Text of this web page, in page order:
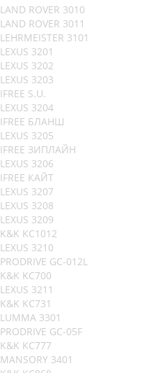
LAND ROVER 3010
LAND ROVER 3011
LEHRMEISTER 3101
LEXUS 3201
LEXUS 3202
LEXUS 3203
IFREE S.U.
LEXUS 3204
IFREE БЛАНШ
LEXUS 3205
IFREE ЗИПЛАЙН
LEXUS 3206
IFREE КАЙТ
LEXUS 3207
LEXUS 3208
LEXUS 3209
K&K KC1012
LEXUS 3210
PRODRIVE GC-012L
K&K KC700
LEXUS 3211
K&K KC731
LUMMA 3301
PRODRIVE GC-05F
K&K KC777
MANSORY 3401